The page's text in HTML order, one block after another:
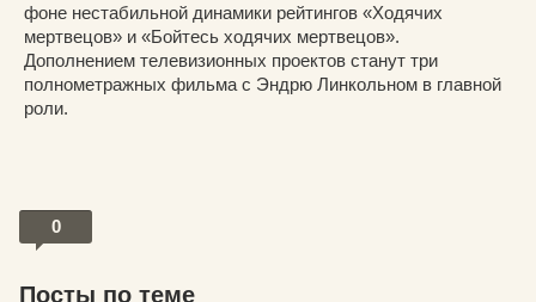
фоне нестабильной динамики рейтингов «Ходячих
мертвецов» и «Бойтесь ходячих мертвецов».
Дополнением телевизионных проектов станут три
полнометражных фильма с Эндрю Линкольном в главной
роли.
0
Посты по теме